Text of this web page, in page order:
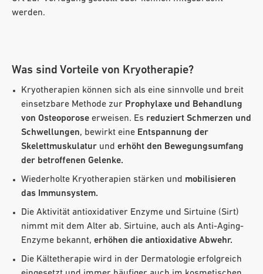
werden.
Was sind Vorteile von Kryotherapie?
Kryotherapien können sich als eine sinnvolle und breit
einsetzbare Methode zur Prophylaxe und Behandlung
von Osteoporose erweisen. Es reduziert Schmerzen und
Schwellungen, bewirkt eine Entspannung der
Skelettmuskulatur und erhöht den Bewegungsumfang
der betroffenen Gelenke.
Wiederholte Kryotherapien stärken und mobilisieren
das Immunsystem.
Die Aktivität antioxidativer Enzyme und Sirtuine (Sirt)
nimmt mit dem Alter ab. Sirtuine, auch als Anti-Aging-
Enzyme bekannt, erhöhen die antioxidative Abwehr.
Die Kältetherapie wird in der Dermatologie erfolgreich